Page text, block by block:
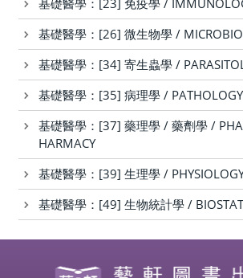
基礎醫學：[23] 免疫學 /
基礎醫學：[26] 微生物學 /
基礎醫學：[34] 寄生蟲學 /
基礎醫學：[35] 病理學 / PATHOLOGY
基礎醫學：[37] 藥理學 / 藥劑學 /
HARMACY
基礎醫學：[39] 生理學 /
基礎醫學：[49] 生物統計學 /